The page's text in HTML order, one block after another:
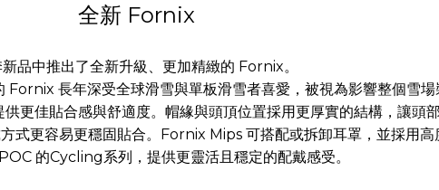
全新 Fornix
品中推出了全新升級、更加精緻的 Fornix。
長年深受全球滑雪與單板滑雪者喜愛，被視為影響整個雪場
更佳貼合感與舒適度。帽緣與頭頂位置採用更厚實的結構，讓頭
式更容易更穩固貼合。Fornix Mips 可搭配或拆卸耳罩，並採用高
的Cycling系列，提供更靈活且穩定的配戴感受。